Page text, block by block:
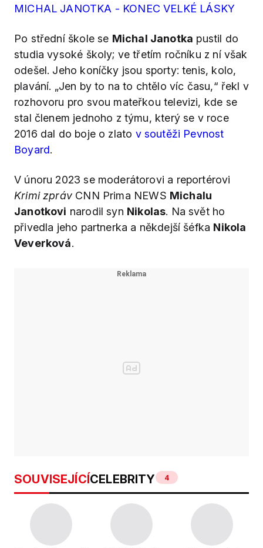
MICHAL JANOTKA - KONEC VELKÉ LÁSKY
Po střední škole se Michal Janotka pustil do
studia vysoké školy; ve třetím ročníku z ní však
odešel. Jeho koníčky jsou sporty: tenis, kolo,
plavání. „Jen by to na to chtělo víc času,“ řekl v
rozhovoru pro svou mateřkou televizi, kde se
stal členem jednoho z týmu, který se v roce
2016 dal do boje o zlato v soutěži Pevnost
Boyard.
V únoru 2023 se moderátorovi a reportérovi
Krimi zprávCNN Prima NEWS Michalu
Janotkovi narodil syn Nikolas. Na svět ho
přivedla jeho partnerka a někdejší šéfka Nikola
Veverková.
SOUVISEJÍCÍCELEBRITY 4